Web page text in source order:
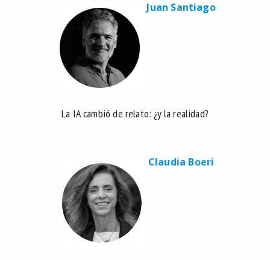
Juan Santiago
La IA cambió de relato: ¿y la realidad?
Claudia Boeri